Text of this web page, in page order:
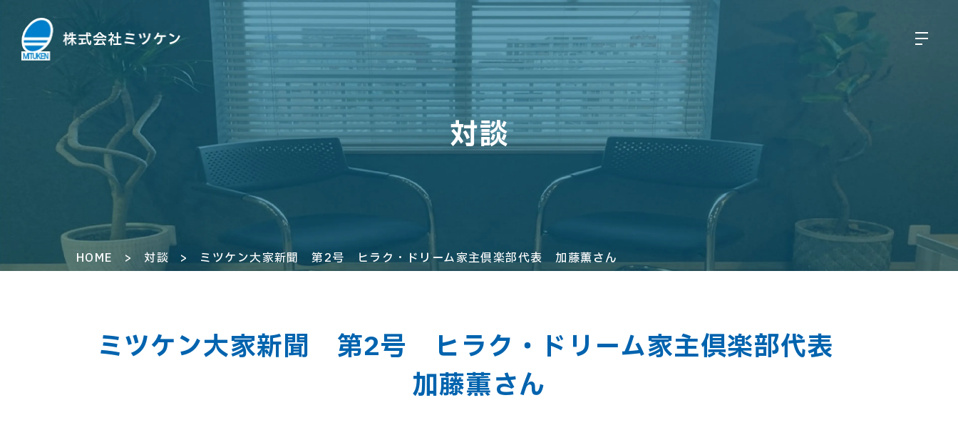
対談
HOME > 対談 > ミツケン大家新聞 第2号 ヒラク・ドリーム家主倶楽部代表 加藤薫さん
ミツケン大家新聞 第2号 ヒラク・ドリーム家主倶楽部代表
加藤薫さん